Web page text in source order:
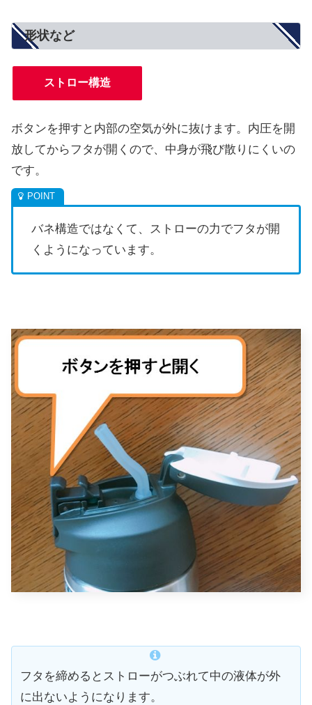
形状など
ストロー構造
ボタンを押すと内部の空気が外に抜けます。内圧を開
放してからフタが開くので、中身が飛び散りにくいの
です。
バネ構造ではなくて、ストローの力でフタが開
くようになっています。
フタを締めるとストローがつぶれて中の液体が外
に出ないようになります。